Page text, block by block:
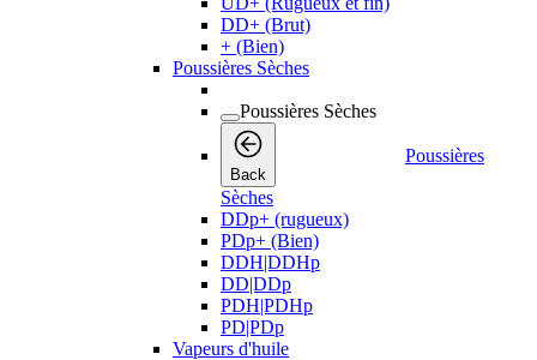
DD+ (Brut)
+ (Bien)
Poussières Sèches
Poussières Sèches
Back
Poussières
Sèches
DDp+ (rugueux)
PDp+ (Bien)
DDH|DDHp
DD|DDp
PDH|PDHp
PD|PDp
Vapeurs d'huile